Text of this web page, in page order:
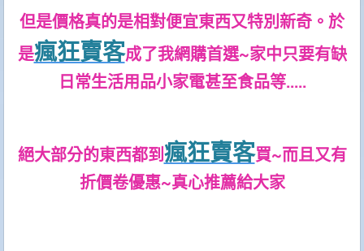
但是價格真的是相對便宜東西又特別新奇。於
是瘋狂賣客成了我網購首選~家中只要有缺
日常生活用品小家電甚至食品等.....
絕大部分的東西都到瘋狂賣客買~而且又有
折價卷優惠~真心推薦給大家